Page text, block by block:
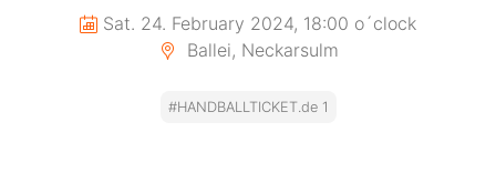
Sat. 24. February 2024, 18:00 o´clock
Ballei, Neckarsulm
#HANDBALLTICKET.de 1